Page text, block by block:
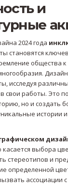
и
2024 года
становятся
общества
исследуя
свои работы. Это
но и создать
истории
выбора
стереотипов и
определенной
ассоциации